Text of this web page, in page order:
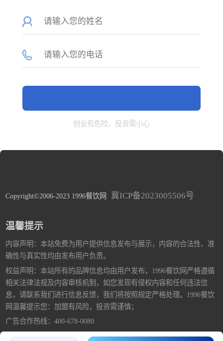
创业有危险，投资需小心
Copyright©2006-2023 1996餐饮网 冀ICP备2023005506号
温馨提示
内容声明：本站免费为用户提供信息发布与展示，内容的合法性、准
确性与真实性均由发布用户负责。
权益声明：本站所有的品牌信息均由用户发布，1996餐饮网严格遵循
相关法律法规及内容审核机制，如您发现有侵权内容和任何违法信
息，请联系我们进行信息反馈，我们将按照规定严格处理。1996餐饮
网温馨提示您：加盟有风险，投资需谨慎；
广告合作热线：400-678-0080